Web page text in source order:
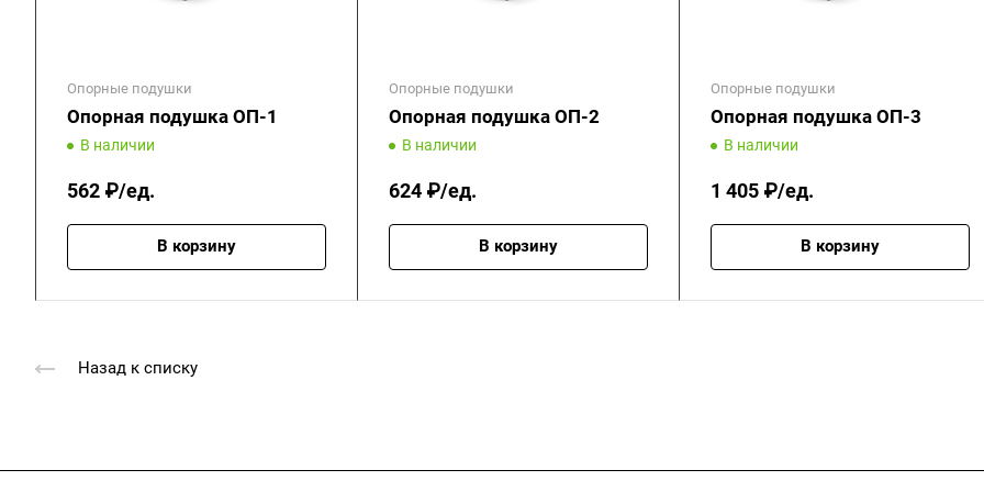
Опорные подушки
Опорная подушка ОП-1
В наличии
562 ₽/ед.
В корзину
Опорные подушки
Опорная подушка ОП-2
В наличии
624 ₽/ед.
В корзину
Опорные подушки
Опорная подушка ОП-3
В наличии
1 405 ₽/ед.
В корзину
Назад к списку